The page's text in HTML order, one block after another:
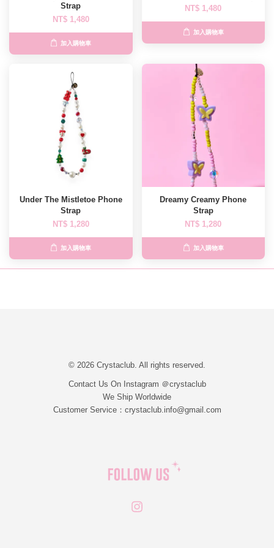
Strap
NT$ 1,480
加入購物車
NT$ 1,480
加入購物車
Under The Mistletoe Phone
Strap
NT$ 1,280
加入購物車
Dreamy Creamy Phone
Strap
NT$ 1,280
加入購物車
© 2026 Crystaclub. All rights reserved.
Contact Us On Instagram ＠crystaclub
We Ship Worldwide
Customer Service：crystaclub.info@gmail.com